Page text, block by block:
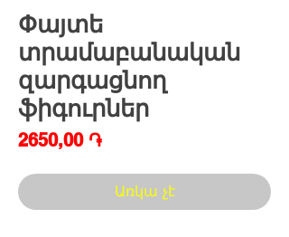
Փայտե
տրամաբանական
զարգացնող
ֆիգուրներ
2650,00 ֏Price
Առկա չէ